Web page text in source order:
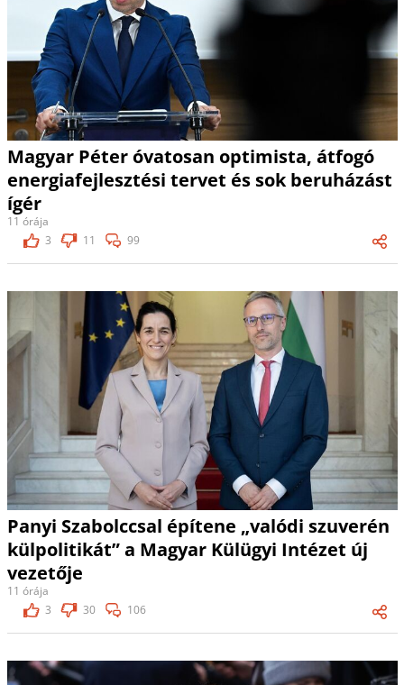
Magyar Péter óvatosan optimista, átfogó
energiafejlesztési tervet és sok beruházást
ígér
11 órája
3
11 99
Panyi Szabolccsal építene „valódi szuverén
külpolitikát” a Magyar Külügyi Intézet új
vezetője
11 órája
3
30 106